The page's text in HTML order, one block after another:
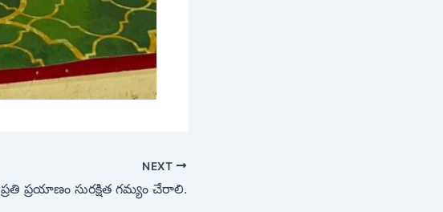
NEXT
ప్రతి ప్రయాణం సురక్షిత గమ్యం చేరాలి.